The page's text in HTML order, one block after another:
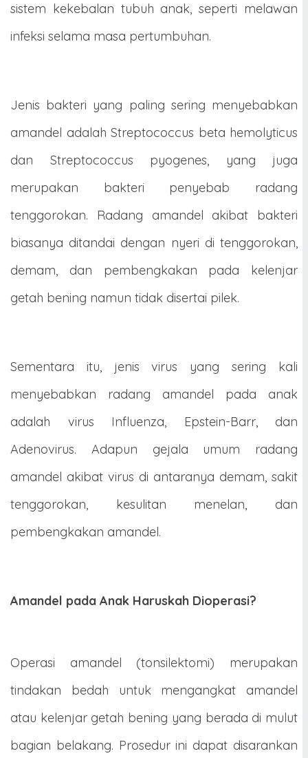
sistem kekebalan tubuh anak, seperti melawan
infeksi selama masa pertumbuhan.
Jenis bakteri yang paling sering menyebabkan
amandel adalah Streptococcus beta hemolyticus
dan Streptococcus pyogenes, yang juga
merupakan bakteri penyebab radang
tenggorokan. Radang amandel akibat bakteri
biasanya ditandai dengan nyeri di tenggorokan,
demam, dan pembengkakan pada kelenjar
getah bening namun tidak disertai pilek.
Sementara itu, jenis virus yang sering kali
menyebabkan radang amandel pada anak
adalah virus Influenza, Epstein-Barr, dan
Adenovirus. Adapun gejala umum radang
amandel akibat virus di antaranya demam, sakit
tenggorokan, kesulitan menelan, dan
pembengkakan amandel.
Amandel pada Anak Haruskah Dioperasi?
Operasi amandel (tonsilektomi) merupakan
tindakan bedah untuk mengangkat amandel
atau kelenjar getah bening yang berada di mulut
bagian belakang. Prosedur ini dapat disarankan